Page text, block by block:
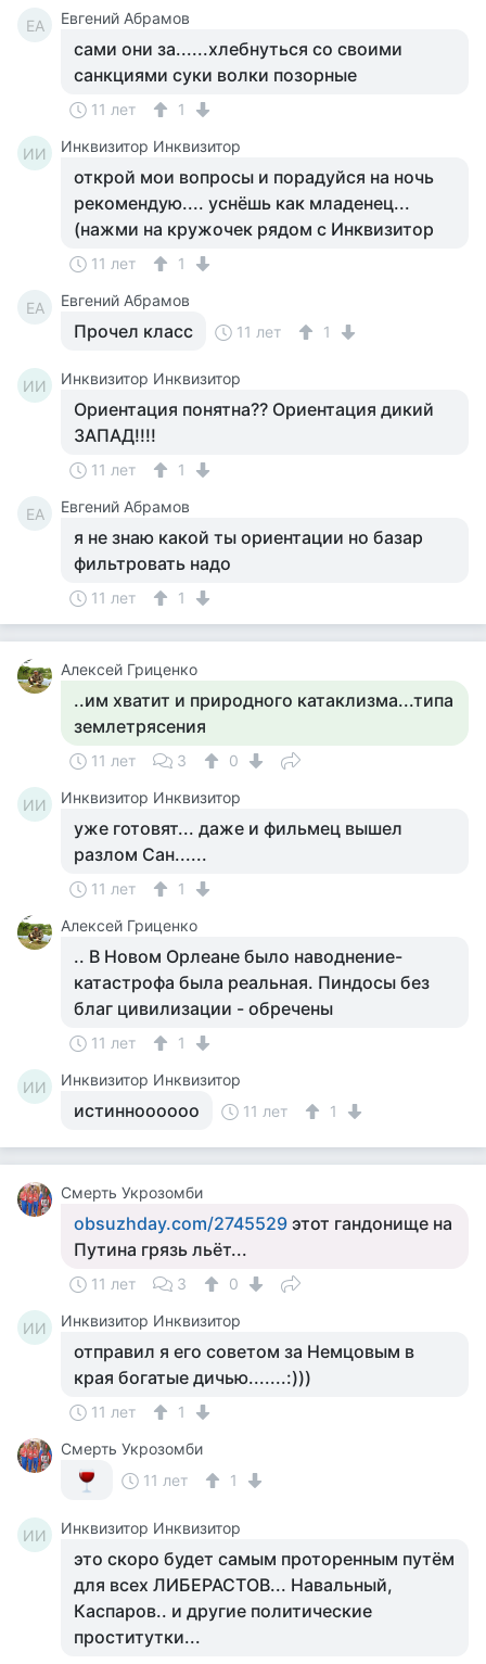
ЕА Евгений Абрамов
сами они за......хлебнуться со своими
санкциями суки волки позорные
11 лет 1
ИИ Инквизитор Инквизитор
открой мои вопросы и порадуйся на ночь
рекомендую.... уснёшь как младенец...
(нажми на кружочек рядом с Инквизитор
11 лет 1
ЕА Евгений Абрамов
Прочел класс 11 лет 1
ИИ Инквизитор Инквизитор
Ориентация понятна?? Ориентация дикий
ЗАПАД!!!!
11 лет 1
ЕА Евгений Абрамов
я не знаю какой ты ориентации но базар
фильтровать надо
11 лет 1
Алексей Гриценко
..им хватит и природного катаклизма...типа
землетрясения
11 лет 3 0
ИИ Инквизитор Инквизитор
уже готовят... даже и фильмец вышел
разлом Сан......
11 лет
1
Алексей Гриценко
.. В Новом Орлеане было наводнение-
катастрофа была реальная. Пиндосы без
благ цивилизации - обречены
11 лет 1
ИИ Инквизитор Инквизитор
истинноооооо 11 лет 1
Смерть Укрозомби
obsuzhday.com/2745529 этот гандонище на
Путина грязь льёт...
11 лет 3 0
ИИ Инквизитор Инквизитор
отправил я его советом за Немцовым в
края богатые дичью.......:)))
11 лет
1
Смерть Укрозомби
11 лет
1
ИИ Инквизитор Инквизитор
это скоро будет самым проторенным путём
для всех ЛИБЕРАСТОВ... Навальный,
Каспаров.. и другие политические
проститутки...